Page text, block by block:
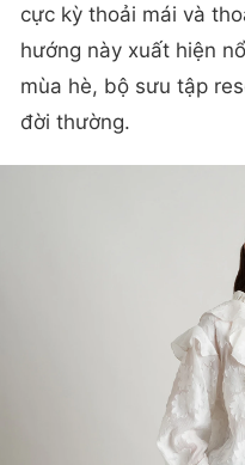
cực kỳ thoải mái và
hướng này xuất hiện
mùa hè, bộ sưu tập
đời thường.